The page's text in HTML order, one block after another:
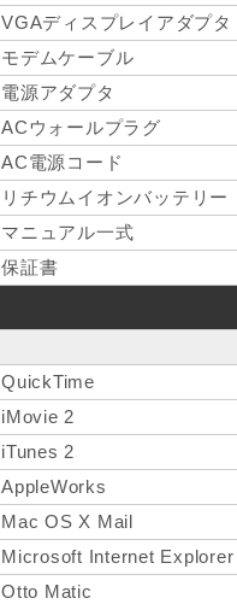
VGAディスプレイアダプタ
モデムケーブル
電源アダプタ
ACウォールプラグ
AC電源コード
リチウムイオンバッテリー
マニュアル一式
保証書
QuickTime
iMovie 2
iTunes 2
AppleWorks
Mac OS X Mail
Microsoft Internet Explorer
Otto Matic